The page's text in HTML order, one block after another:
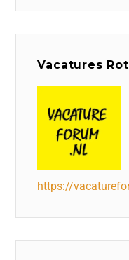
Vacatures
https://